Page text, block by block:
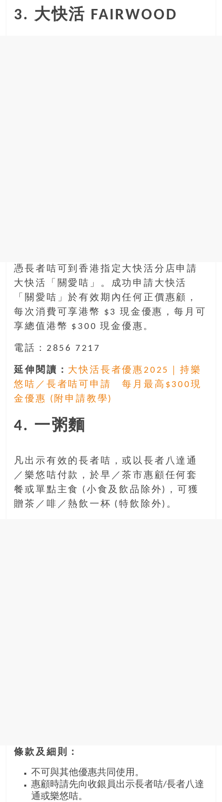
3. 大快活 FAIRWOOD
憑長者咭可到香港指定大快活分店申請
大快活「關愛咭」。成功申請大快活
「關愛咭」於有效期內任何正價惠顧，
每次消費可享港幣 $3 現金優惠，每月可
享總值港幣 $300 現金優惠。
電話：2856 7217
延伸閱讀： 大快活長者優惠2025｜持樂
悠咭／長者咭可申請 每月最高$300現
金優惠 (附申請教學)
4. 一粥麵
凡出示有效的長者咭，或以長者八達通
／樂悠咭付款，於早／茶市惠顧任何套
餐或單點主食 (小食及飲品除外)，可獲
贈茶／啡／熱飲一杯 (特飲除外)。
條款及細則：
不可與其他優惠共同使用。
惠顧時請先向收銀員出示長者咭/長者八達
通或樂悠咭。